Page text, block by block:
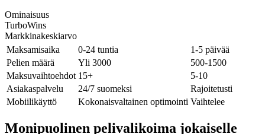
Ominaisuus
TurboWins
Markkinakeskiarvo
Maksamisaika
0-24 tuntia
1-5 päivää
Pelien määrä
Yli 3000
500-1500
Maksuvaihtoehdot 15+
5-10
Asiakaspalvelu
24/7 suomeksi
Rajoitetusti
Mobiilikäyttö
Kokonaisvaltainen optimointi Vaihtelee
Monipuolinen pelivalikoima jokaiselle